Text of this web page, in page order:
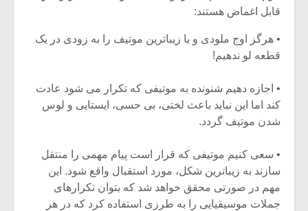
قابل اغماض هستند:
• هرگز اوج ملودی و یا زیباترین موتیف را به زودی در یک
قطعه لو ندهیم!
• اجازه دهیم شنونده به موتیفی که تکرار می شود عادت
کند اما این نباید باعث لختی، بی حسی، ایستایی و لوس
شدن موتیف گردد.
• سعی کنیم موتیفی که قرار است پیام مهمی را منتقل
سازند به زیباترین شکل، مورد استقبال واقع شود. این
مهم در صورتی محقق خواهد شد که بتوان تکرارهای
جملات موسیقیایی را به طرزی استفاده کرد که در هر
میکلوش روژا
یادداشتی بر موسیقی
متن فیلم «متری
شیش و نیم»
موریس ژار
دوره